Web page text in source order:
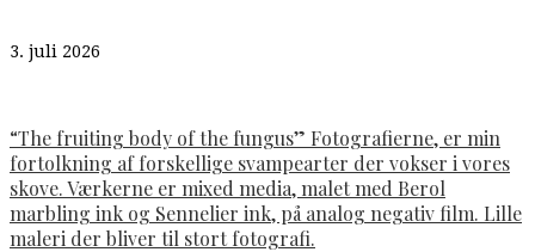
3. juli 2026
“The fruiting body of the fungus” Fotografierne, er min
fortolkning af forskellige svampearter der vokser i vores
skove. Værkerne er mixed media, malet med Berol
marbling ink og Sennelier ink, på analog negativ film. Lille
maleri der bliver til stort fotografi.